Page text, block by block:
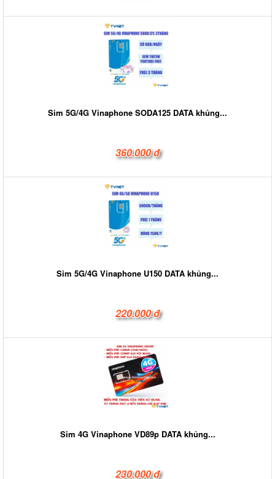
Sim 5G/4G Vinaphone SODA125 DATA khủng...
360.000 đ
Sim 5G/4G Vinaphone U150 DATA khủng...
220.000 đ
Sim 4G Vinaphone VD89p DATA khủng...
230.000 đ